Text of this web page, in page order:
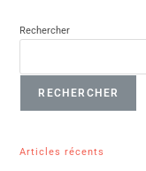
Rechercher
RECHERCHER
Articles récents